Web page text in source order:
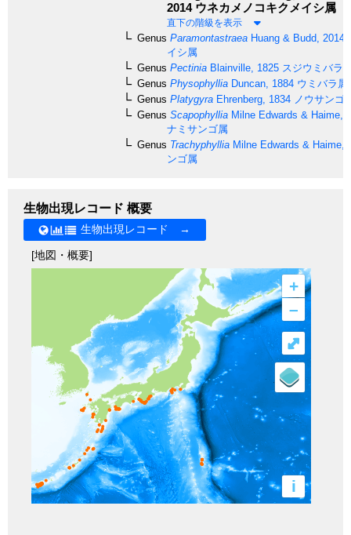
2014ウネカメノコキクメイシ属
直下の階級を表示
Genus Paramontastraea Huang & Budd, 2014
イシ属
Genus Pectinia Blainville, 1825 スジウミバラ
Genus Physophyllia Duncan, 1884 ウミバラ属
Genus Platygyra Ehrenberg, 1834 ノウサンゴ
Genus Scapophyllia Milne Edwards & Haime,
ナミサンゴ属
Genus Trachyphyllia Milne Edwards & Haime,
ンゴ属
生物出現レコード 概要
生物出現レコード →
[地図・概要]
+
–
i
⤢